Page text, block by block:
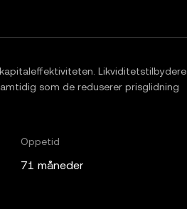
Likviditetstilbydere
som de reduserer prisglidning
Oppetid
71 måneder